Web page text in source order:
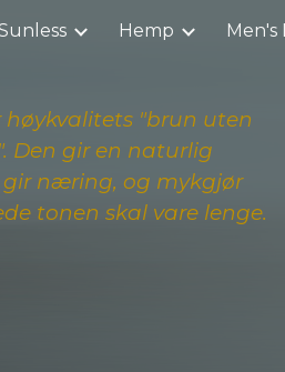
Hemp Men's
høykvalitets "brun uten
Den gir en naturlig
næring, og mykgjør
tonen skal vare lenge.